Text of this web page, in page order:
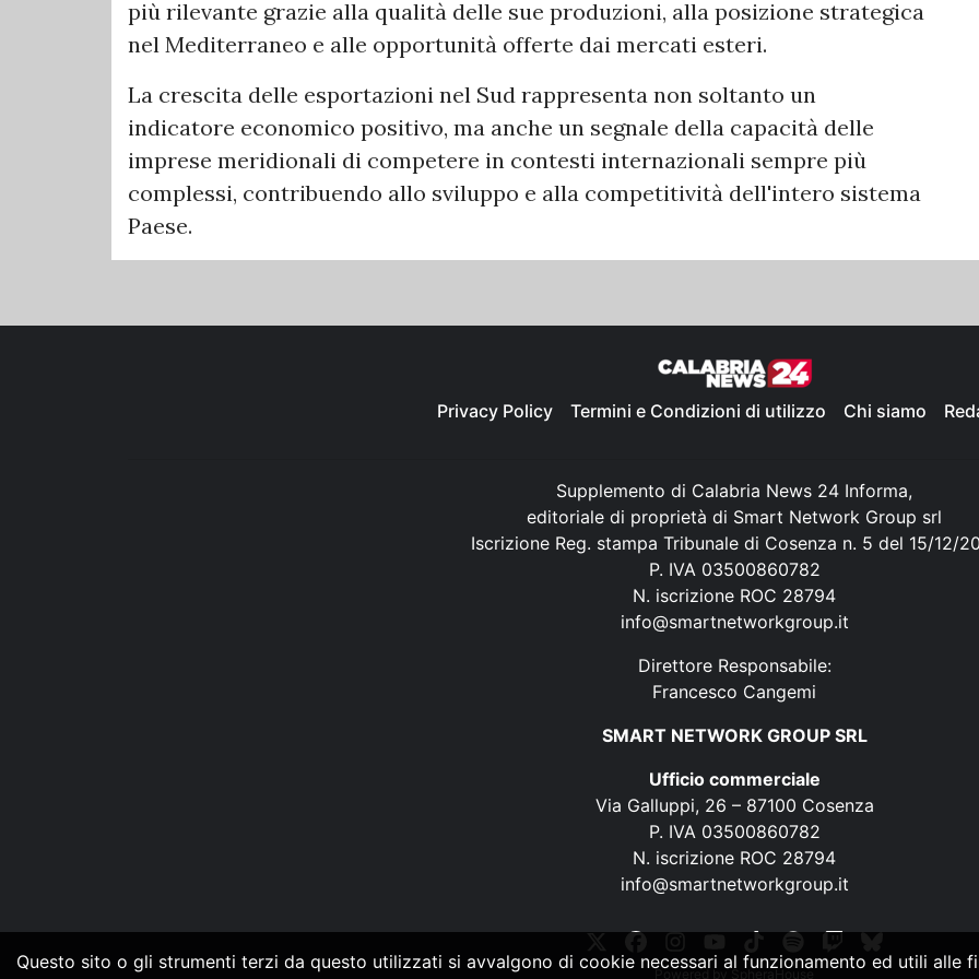
più rilevante grazie alla qualità delle sue produzioni, alla posizione strategica
nel Mediterraneo e alle opportunità offerte dai mercati esteri.
La crescita delle esportazioni nel Sud rappresenta non soltanto un
indicatore economico positivo, ma anche un segnale della capacità delle
imprese meridionali di competere in contesti internazionali sempre più
complessi, contribuendo allo sviluppo e alla competitività dell'intero sistema
Paese.
Privacy Policy Termini e Condizioni di utilizzo Chi siamo
Supplemento di Calabria News 24 Informa,
editoriale di proprietà di Smart Network Group srl
Iscrizione Reg. stampa Tribunale di Cosenza n. 5 del 15/12/
P. IVA 03500860782
N. iscrizione ROC 28794
info@smartnetworkgroup.it
Direttore Responsabile:
Francesco Cangemi
SMART NETWORK GROUP SRL
Ufficio commerciale
Via Galluppi, 26 – 87100 Cosenza
P. IVA 03500860782
N. iscrizione ROC 28794
info@smartnetworkgroup.it
Powered by SpheraHouse
Questo sito o gli strumenti terzi da questo utilizzati si avvalgono di cookie necessari al funzionamento ed utili alle